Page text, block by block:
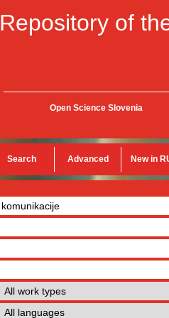
Repository of
Open Science Slovenia
Search Advanced New in